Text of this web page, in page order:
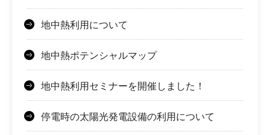
地中熱利用について
地中熱ポテンシャルマップ
地中熱利用セミナーを開催しました！
停電時の太陽光発電設備の利用について